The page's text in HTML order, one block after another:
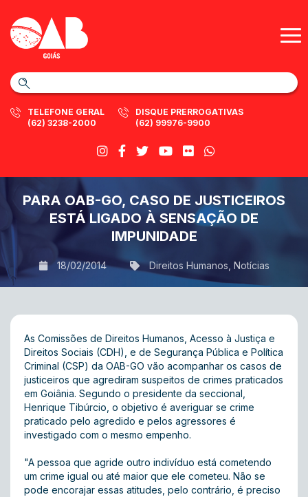
TELEFONE GERAL
(62) 3238-2000
DISQUE PRERROGATIVAS
(62) 99976-9900
PARA OAB-GO, CASO DE JUSTICEIROS
ESTÁ LIGADO À SENSAÇÃO DE
IMPUNIDADE
18/02/2014 Direitos Humanos Notícias
As Comissões de Direitos Humanos, Acesso à Justiça e
Direitos Sociais (CDH), e de Segurança Pública e Política
Criminal (CSP) da OAB-GO vão acompanhar os casos de
justiceiros que agrediram suspeitos de crimes praticados
em Goiânia. Segundo o presidente da seccional,
Henrique Tibúrcio, o objetivo é averiguar se crime
praticado pelo agredido e pelos agressores é
investigado com o mesmo empenho.
"A pessoa que agride outro indivíduo está cometendo
um crime igual ou até maior que ele cometeu. Não se
pode encorajar essas atitudes, pelo contrário, é preciso